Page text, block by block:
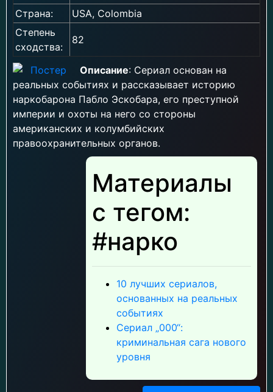
Страна:
USA, Colombia
Степень
сходства:
82
Описание: Сериал основан на
реальных событиях и рассказывает историю
наркобарона Пабло Эскобара, его преступной
империи и охоты на него со стороны
американских и колумбийских
правоохранительных органов.
Материалы
с тегом:
#нарко
10 лучших сериалов,
основанных на реальных
событиях
Сериал „000“:
криминальная сага нового
уровня